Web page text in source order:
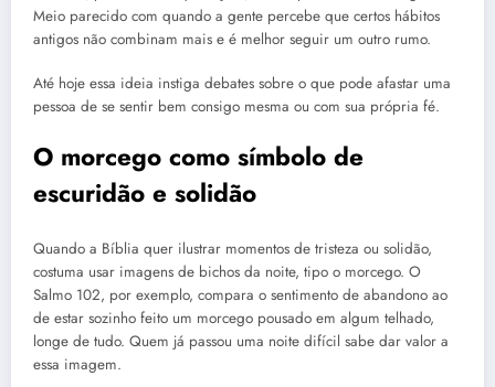
Meio parecido com quando a gente percebe que certos hábitos
antigos não combinam mais e é melhor seguir um outro rumo.
Até hoje essa ideia instiga debates sobre o que pode afastar uma
pessoa de se sentir bem consigo mesma ou com sua própria fé.
O morcego como símbolo de
escuridão e solidão
Quando a Bíblia quer ilustrar momentos de tristeza ou solidão,
costuma usar imagens de bichos da noite, tipo o morcego. O
Salmo 102, por exemplo, compara o sentimento de abandono ao
de estar sozinho feito um morcego pousado em algum telhado,
longe de tudo. Quem já passou uma noite difícil sabe dar valor a
essa imagem.